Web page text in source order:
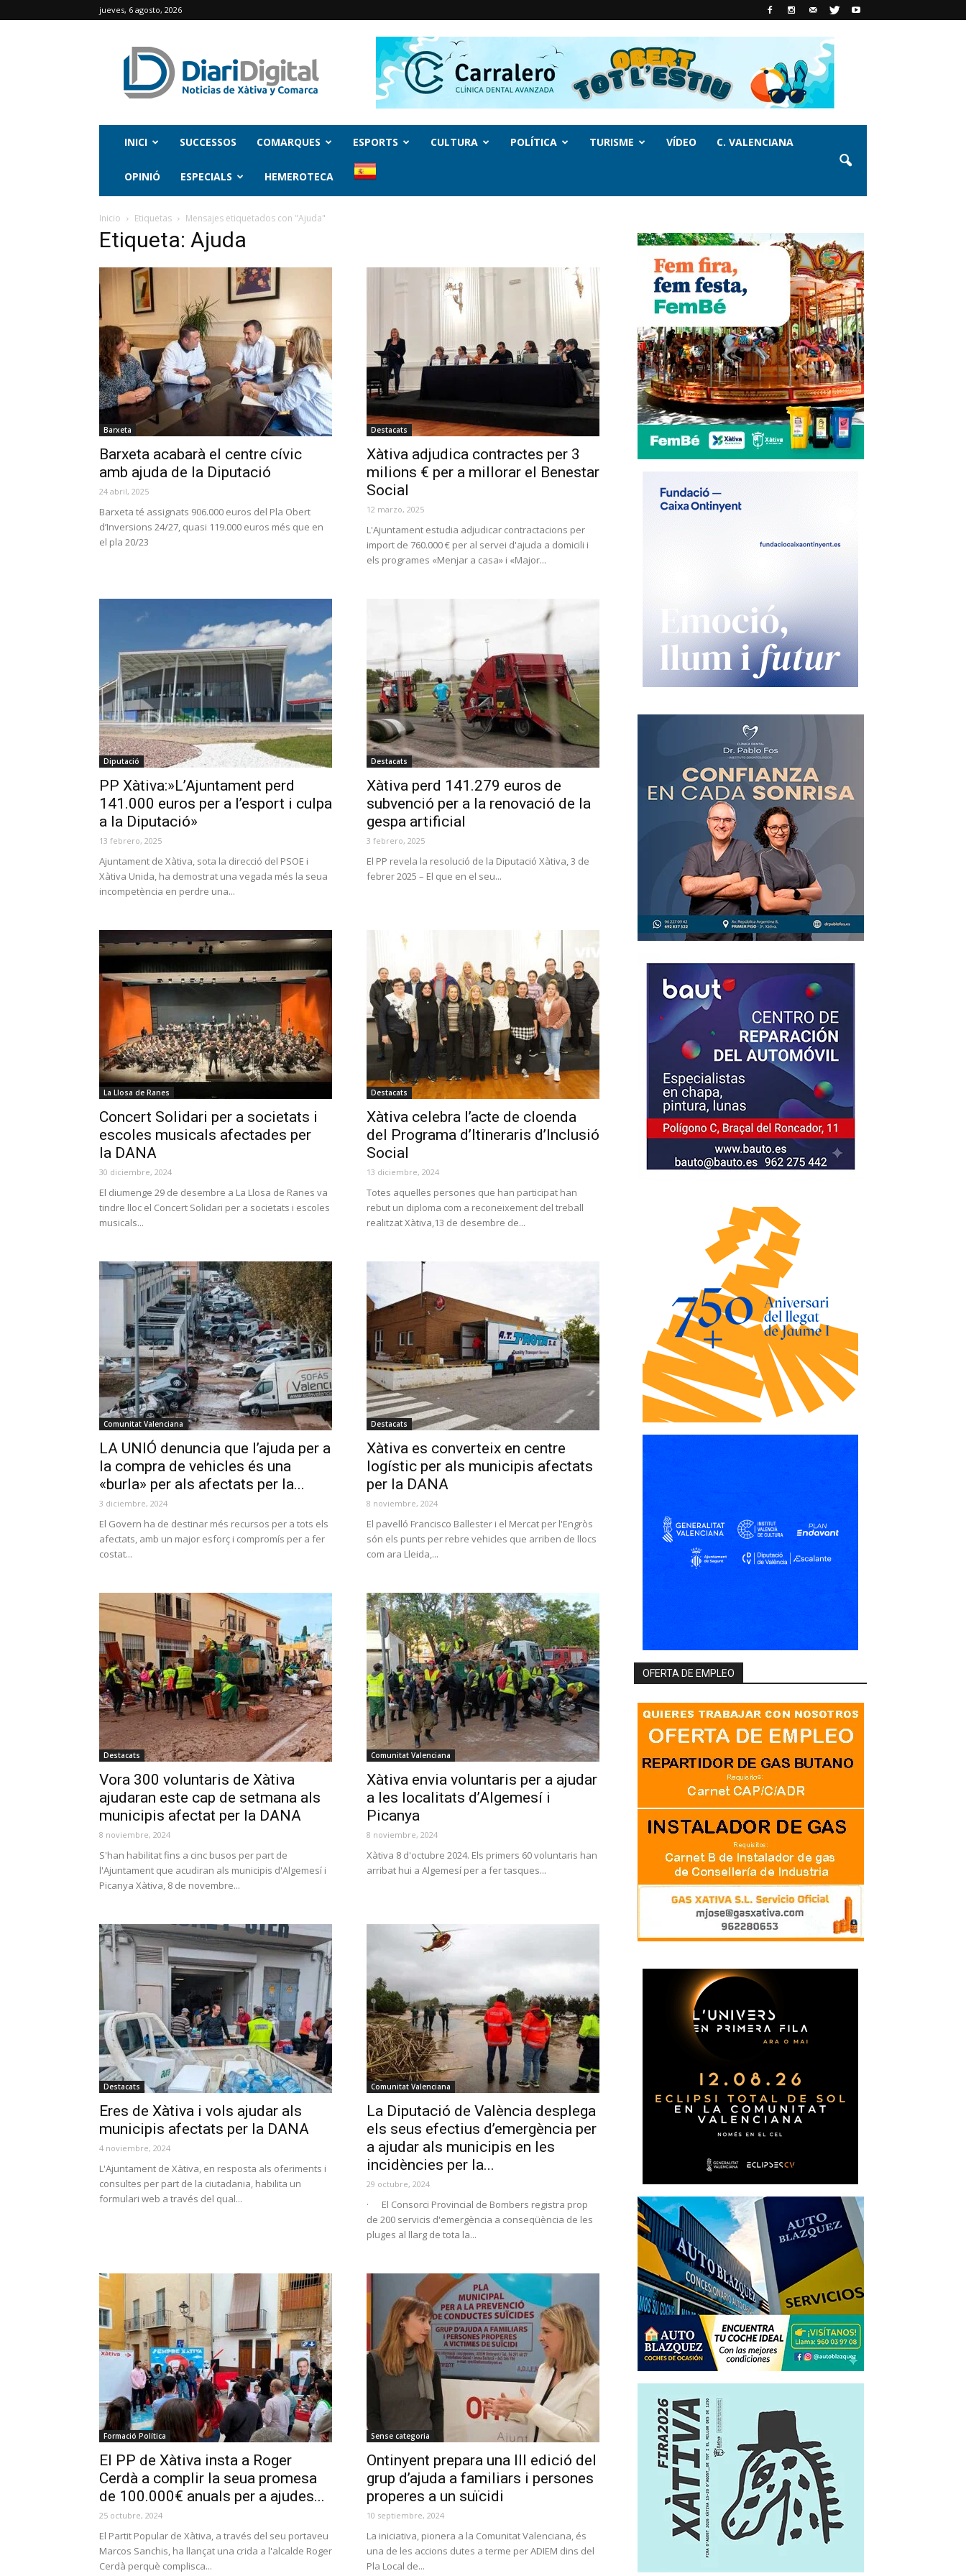
jueves, 6 agosto, 2026
INICI SUCCESSOS COMARQUES ESPORTS CULTURA POLÍTICA TURISME VÍDEO C. VALENCIANA
OPINIÓ ESPECIALS HEMEROTECA
Inicio Etiquetas Mensajes etiquetados con "Ajuda"
Etiqueta: Ajuda
Barxeta
Barxeta acabarà el centre cívic
amb ajuda de la Diputació
24 abril, 2025
Barxeta té assignats 906.000 euros del Pla Obert
d’Inversions 24/27, quasi 119.000 euros més que en
el pla 20/23
Destacats
Xàtiva adjudica contractes per 3
milions € per a millorar el Benestar
Social
12 marzo, 2025
L'Ajuntament estudia adjudicar contractacions per
import de 760.000 € per al servei d'ajuda a domicili i
els programes «Menjar a casa» i «Major...
Diputació
PP Xàtiva:»L’Ajuntament perd
141.000 euros per a l’esport i culpa
a la Diputació»
13 febrero, 2025
Ajuntament de Xàtiva, sota la direcció del PSOE i
Xàtiva Unida, ha demostrat una vegada més la seua
incompetència en perdre una...
Destacats
Xàtiva perd 141.279 euros de
subvenció per a la renovació de la
gespa artificial
3 febrero, 2025
El PP revela la resolució de la Diputació Xàtiva, 3 de
febrer 2025 – El que en el seu...
La Llosa de Ranes
Concert Solidari per a societats i
escoles musicals afectades per
la DANA
30 diciembre, 2024
El diumenge 29 de desembre a La Llosa de Ranes va
tindre lloc el Concert Solidari per a societats i escoles
musicals...
Destacats
Xàtiva celebra l’acte de cloenda
del Programa d’Itineraris d’Inclusió
Social
13 diciembre, 2024
Totes aquelles persones que han participat han
rebut un diploma com a reconeixement del treball
realitzat Xàtiva,13 de desembre de...
Comunitat Valenciana
LA UNIÓ denuncia que l’ajuda per a
la compra de vehicles és una
«burla» per als afectats per la...
3 diciembre, 2024
El Govern ha de destinar més recursos per a tots els
afectats, amb un major esforç i compromís per a fer
costat...
Destacats
Xàtiva es converteix en centre
logístic per als municipis afectats
per la DANA
8 noviembre, 2024
El pavelló Francisco Ballester i el Mercat per l'Engròs
són els punts per rebre vehicles que arriben de llocs
com ara Lleida,...
Destacats
Vora 300 voluntaris de Xàtiva
ajudaran este cap de setmana als
municipis afectat per la DANA
8 noviembre, 2024
S'han habilitat fins a cinc busos per part de
l'Ajuntament que acudiran als municipis d'Algemesí i
Picanya Xàtiva, 8 de novembre...
Comunitat Valenciana
Xàtiva envia voluntaris per a ajudar
a les localitats d’Algemesí i
Picanya
8 noviembre, 2024
Xàtiva 8 d'octubre 2024. Els primers 60 voluntaris han
arribat hui a Algemesí per a fer tasques...
Destacats
Eres de Xàtiva i vols ajudar als
municipis afectats per la DANA
4 noviembre, 2024
L'Ajuntament de Xàtiva, en resposta als oferiments i
consultes per part de la ciutadania, habilita un
formulari web a través del qual...
Comunitat Valenciana
La Diputació de València desplega
els seus efectius d’emergència per
a ajudar als municipis en les
incidències per la...
29 octubre, 2024
· El Consorci Provincial de Bombers registra prop
de 200 servicis d'emergència a conseqüència de les
pluges al llarg de tota la...
Formació Política
El PP de Xàtiva insta a Roger
Cerdà a complir la seua promesa
de 100.000€ anuals per a ajudes...
25 octubre, 2024
El Partit Popular de Xàtiva, a través del seu portaveu
Marcos Sanchis, ha llançat una crida a l'alcalde Roger
Cerdà perquè complisca...
Sense categoria
Ontinyent prepara una III edició del
grup d’ajuda a familiars i persones
properes a un suïcidi
10 septiembre, 2024
La iniciativa, pionera a la Comunitat Valenciana, és
una de les accions dutes a terme per ADIEM dins del
Pla Local de...
OFERTA DE EMPLEO